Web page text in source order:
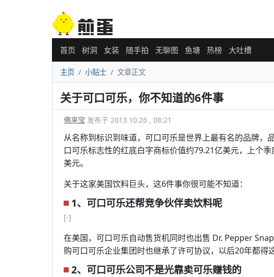
首页 树洞 女装 随手拍 无聊图 鱼塘 热榜 大吐槽
主页 小贴士 文章正文
关于可口可乐，你不知道的6件事
佛来宝 发布于 2013.10.26 , 08:21
从名称到标识到味道，可口可乐是世界上最有名的品牌，
口可乐标志性的红底白字商标价值约79.21亿美元，上个
美元。
关于这家美国饮料巨头，这6件事你很可能不知道：
1、可口可乐还帮竞争伙伴卖饮料呢
[-]
在美国，可口可乐自动售货机同时也出售 Dr. Pepper
购可口可乐企业集团时也继承了许可协议，以后20年都得
2、可口可乐公司不是光靠卖可乐赚钱的